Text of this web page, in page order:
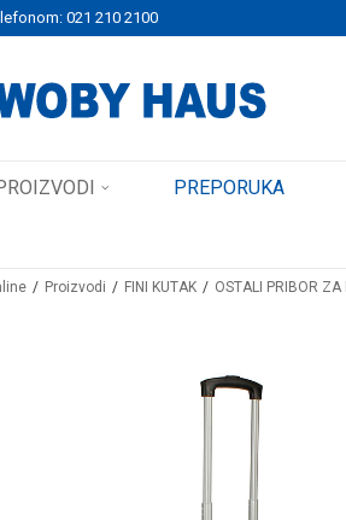
021 210 2100
SIGURNO PLAĆANJE PLATNIM KARTICAMA
PREPORUKA
Proizvodi FINI KUTAK OSTALI PRIBOR ZA